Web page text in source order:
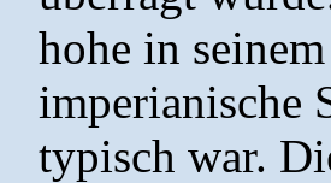
hohe in
imperianische
typisch war.